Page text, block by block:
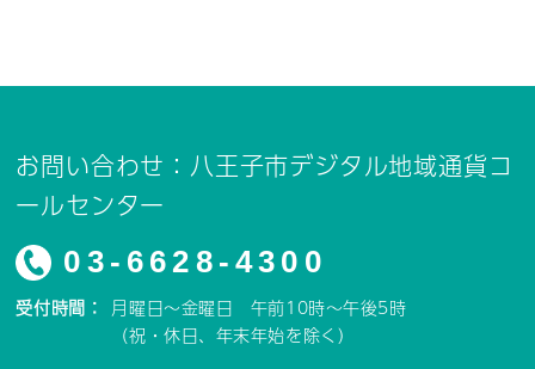
お問い合わせ：八王子市デジタル地域通貨コ
ールセンター
03-6628-4300
受付時間： 月曜日～金曜日 午前10時～午後5時
（祝・休日、年末年始を除く）